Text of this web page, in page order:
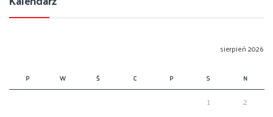
sierpień 2026
P W Ś C P S N
1
2